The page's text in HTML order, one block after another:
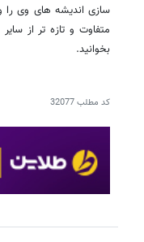
سازی اندیشه های وی را
متفاوت و تازه تر از
بخوانید.
کد مطلب32077